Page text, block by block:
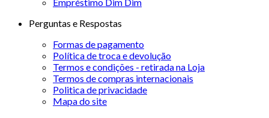
Perguntas e Respostas
Formas de pagamento
Política de troca e devolução
Termos e condições - retirada na Loja
Termos de compras internacionais
Politica de privacidade
Mapa do site